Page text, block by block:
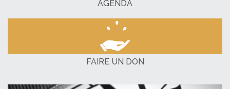
AGENDA
FAIRE UN DON